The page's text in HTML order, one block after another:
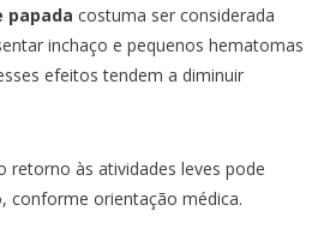
papada costuma ser considerada
inchaço e pequenos hematomas
efeitos tendem a diminuir
retorno às atividades leves pode
conforme orientação médica.